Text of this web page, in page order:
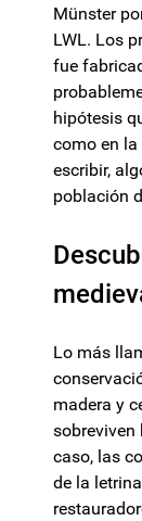
Münster
LWL. Los
fue
hipótesis
como en la
escribir,
población
Lo más
madera y
sobreviven
caso, las
de la